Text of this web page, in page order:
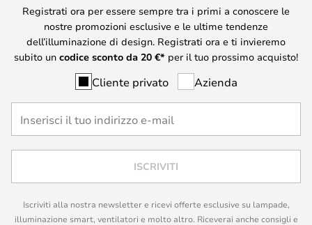
Registrati ora per essere sempre tra i primi a conoscere le
nostre promozioni esclusive e le ultime tendenze
dell’illuminazione di design. Registrati ora e ti invieremo
subito un codice sconto da 20 €* per il tuo prossimo acquisto!
Cliente privato Azienda
ISCRIVITI
Iscriviti alla nostra newsletter e ricevi offerte esclusive su lampade,
illuminazione smart, ventilatori e molto altro. Riceverai anche consigli e